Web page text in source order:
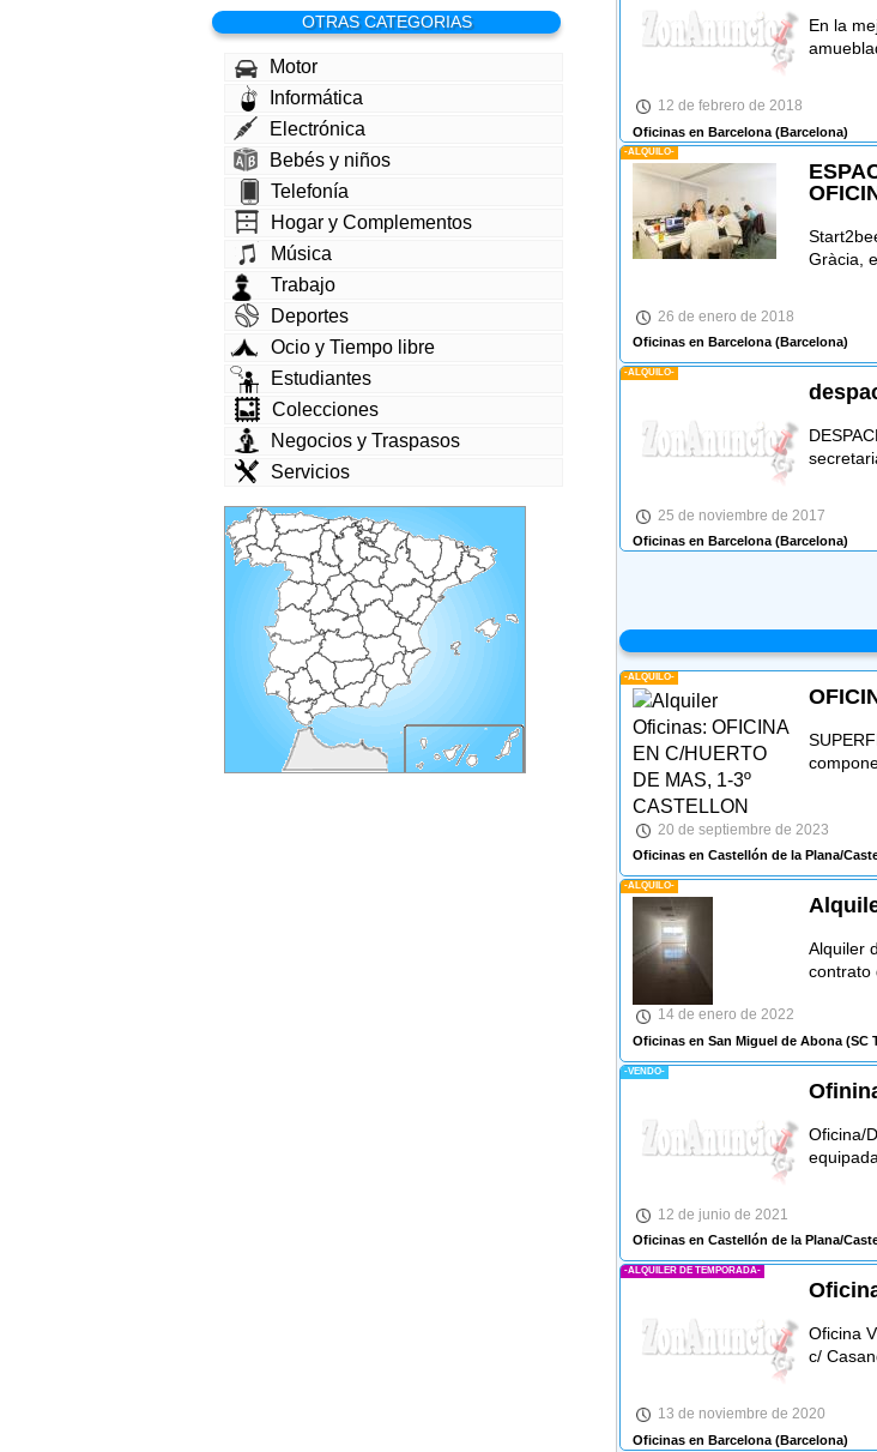
OTRAS CATEGORIAS
Motor
Informática
Electrónica
Bebés y niños
Telefonía
Hogar y Complementos
Música
Trabajo
Deportes
Ocio y Tiempo libre
Estudiantes
Colecciones
Negocios y Traspasos
Servicios
En la
12 de febrero de 2018
Oficinas en Barcelona(Barcelona)
-ALQUILO-
Gràcia,
26 de enero de 2018
Oficinas en Barcelona(Barcelona)
-ALQUILO-
25 de noviembre de 2017
Oficinas en Barcelona(Barcelona)
-ALQUILO-
20 de septiembre de 2023
Oficinas en Castellón de la Plana/
-ALQUILO-
Alquiler
contrato
14 de enero de 2022
Oficinas en San Miguel de Abona(SC
-VENDO-
Oficina/
12 de junio de 2021
Oficinas en Castellón de la Plana/
-ALQUILER DE TEMPORADA-
Oficina
c/
13 de noviembre de 2020
Oficinas en Barcelona(Barcelona)